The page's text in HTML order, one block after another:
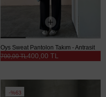
Oys Sweat Pantolon Takım - Antrasit
400,00 TL
700,00 TL
%63